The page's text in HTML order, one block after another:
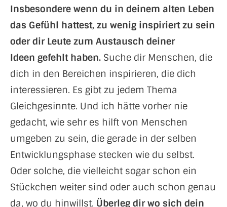
Insbesondere wenn du in deinem alten Leben
das Gefühl hattest, zu wenig inspiriert zu sein
oder dir Leute zum Austausch deiner
Ideen gefehlt haben. Suche dir Menschen, die
dich in den Bereichen inspirieren, die dich
interessieren. Es gibt zu jedem Thema
Gleichgesinnte. Und ich hätte vorher nie
gedacht, wie sehr es hilft von Menschen
umgeben zu sein, die gerade in der selben
Entwicklungsphase stecken wie du selbst.
Oder solche, die vielleicht sogar schon ein
Stückchen weiter sind oder auch schon genau
da, wo du hinwillst. Überleg dir wo sich dein